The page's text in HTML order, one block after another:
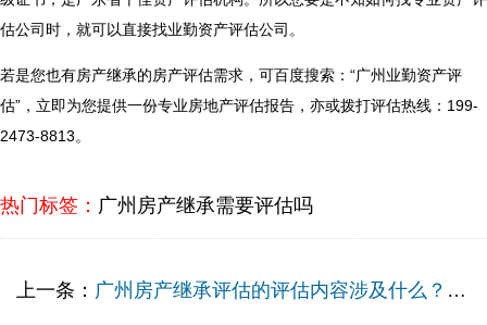
估公司时，就可以直接找业勤资产评估公司。
若是您也有房产继承的房产评估需求，可百度搜索：“广州业勤资产评
估”，立即为您提供一份专业房地产评估报告，亦或拨打评估热线：199-
2473-8813。
热门标签： 广州房产继承需要评估吗
上一条： 广州房产继承评估的评估内容涉及什么？资产评估机构该怎么找？